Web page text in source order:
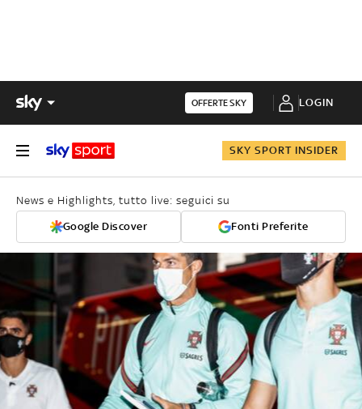
OFFERTE SKY LOGIN
SKY SPORT INSIDER
News e Highlights, tutto live: seguici su
Google Discover Fonti Preferite